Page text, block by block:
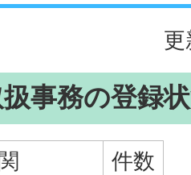
事務の登録
件数